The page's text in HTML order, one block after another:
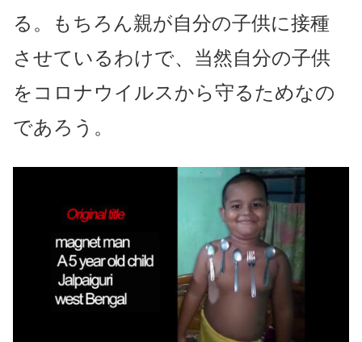
る。もちろん親が自分の子供に接種
させているわけで、当然自分の子供
をコロナウイルスから守るためなの
であろう。